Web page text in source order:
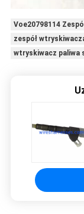
Voe20798114
zespół
wtryskiwacz paliwa